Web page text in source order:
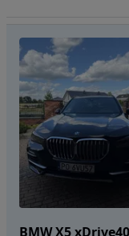
BMW X5